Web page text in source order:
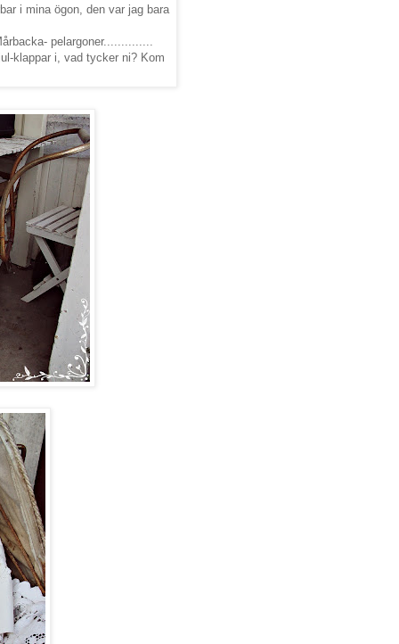
i mina ögon, den var jag bara
pelargoner..............
klappar i, vad tycker ni? Kom